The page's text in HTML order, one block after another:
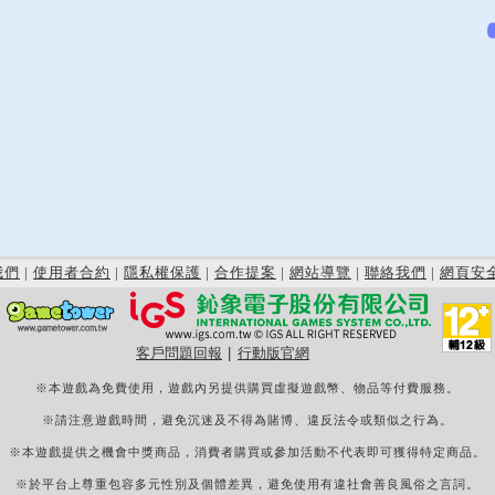
們 | 使用者合約 | 隱私權保護 | 合作提案 | 網站導覽 | 聯絡我們 | 網頁安
客戶問題回報 行動版官網
※本遊戲為免費使用，遊戲內另提供購買虛擬遊戲幣、物品等付費服務。
※請注意遊戲時間，避免沉迷及不得為賭博、違反法令或類似之行為。
※本遊戲提供之機會中獎商品，消費者購買或參加活動不代表即可獲得特定商品。
※於平台上尊重包容多元性別及個體差異，避免使用有違社會善良風俗之言詞。